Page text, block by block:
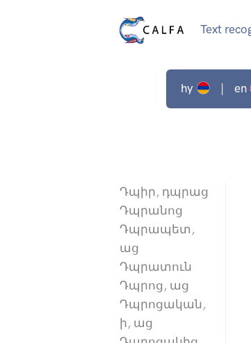
Text
hy | en
Դպիր, դպրաց
Դպրանոց
Դպրապետ,
աց
Դպրատուն
Դպրոց, աց
Դպրոցական,
ի, աց